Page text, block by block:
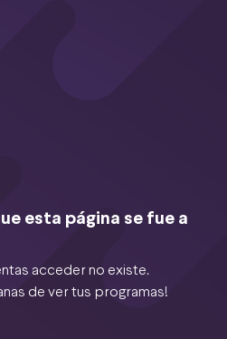
esta página se fue a
acceder no existe.
de ver tus programas!